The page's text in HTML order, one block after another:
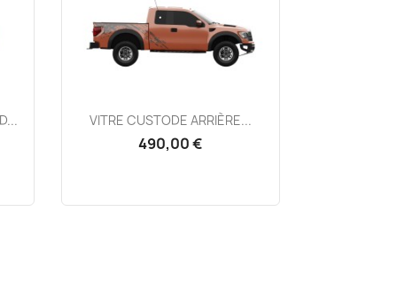
Aperçu rapide
VITRE CUSTODE ARRIÈRE...
490,00 €